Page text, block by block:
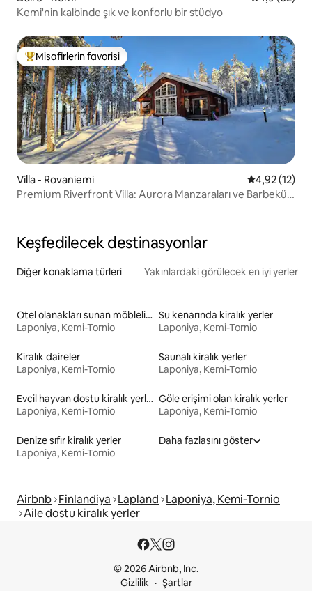
Kemi'nin kalbinde şık ve konforlu bir stüdyo
Misafirlerin favorilerinden en beğenilenler arasında
Misafirlerin favorisi
Villa - Rovaniemi 5 üzerinden
4,92 (12)
Premium Riverfront Villa: Aurora Manzaraları ve Barbekü
Keşfedilecek destinasyonlar
Diğer konaklama türleri Yakınlardaki görülecek en iyi yerler
Otel olanakları sunan möbleli kiralık yerler
Laponiya, Kemi-Tornio
Su kenarında kiralık yerler
Laponiya, Kemi-Tornio
Kiralık daireler
Laponiya, Kemi-Tornio
Saunalı kiralık yerler
Laponiya, Kemi-Tornio
Evcil hayvan dostu kiralık yerler
Laponiya, Kemi-Tornio
Göle erişimi olan kiralık yerler
Laponiya, Kemi-Tornio
Denize sıfır kiralık yerler
Laponiya, Kemi-Tornio
Daha fazlasını göster
Airbnb Finlandiya Lapland Laponiya, Kemi-Tornio
Aile dostu kiralık yerler
© 2026 Airbnb, Inc.
Gizlilik
Şartlar